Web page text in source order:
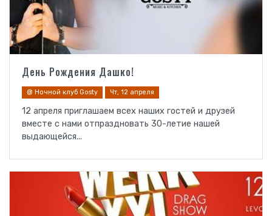
День Рождения Дашко!
@ Ночной клуб Gosty Чт, 12 апреля
12 апреля приглашаем всех наших гостей и друзей
вместе с нами отпраздновать 30-летие нашей
выдающейся...